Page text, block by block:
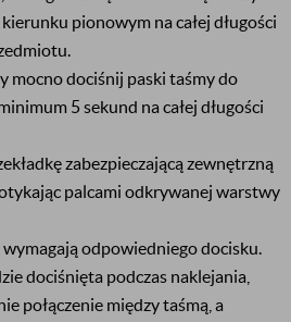
kierunku pionowym na całej długości
mocno dociśnij paski taśmy do
5 sekund na całej długości
zabezpieczającą zewnętrzną
palcami odkrywanej warstwy
odpowiedniego docisku.
dociśnięta podczas naklejania,
połączenie między taśmą, a